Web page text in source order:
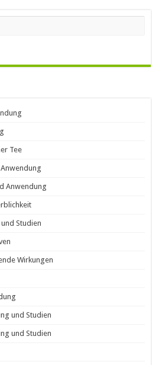
Tee
Anwendung
Studien
Wirkungen
und Studien
und Studien